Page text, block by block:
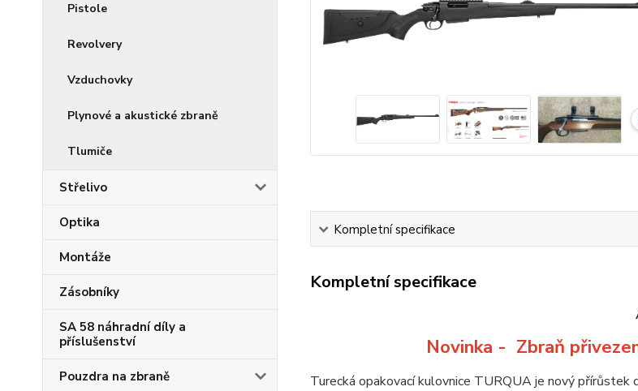
Pistole
Revolvery
Vzduchovky
Plynové a akustické zbraně
Tlumiče
Střelivo
Optika
Montáže
Zásobníky
SA 58 náhradní díly a
příslušenství
Pouzdra na zbraně
Kompletní specifikace
Kompletní specifikace
Novinka - Zbraň
Turecká opakovací kulovnice TURQUA je nový